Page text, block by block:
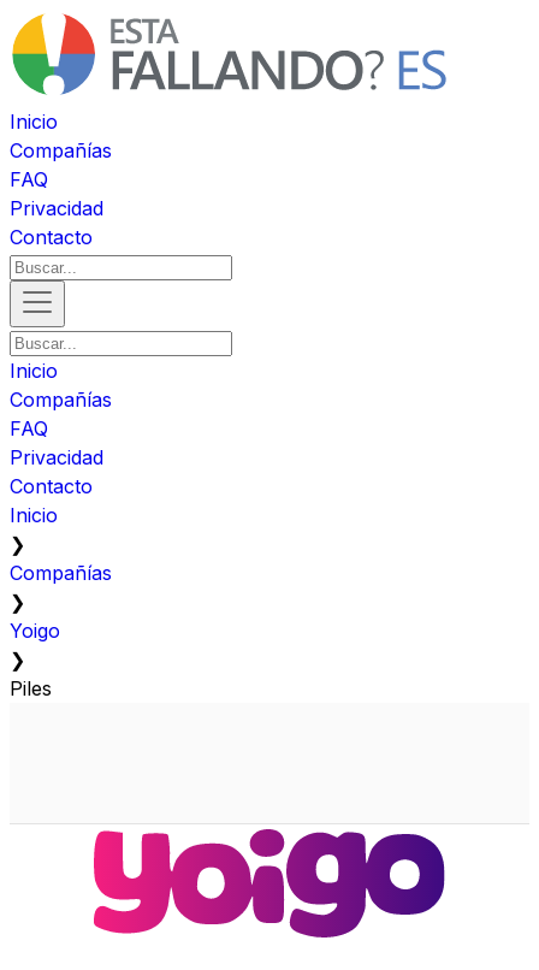
Inicio
Compañías
FAQ
Privacidad
Contacto
Inicio
Compañías
FAQ
Privacidad
Contacto
Inicio
❯
Compañías
❯
Yoigo
❯
Piles